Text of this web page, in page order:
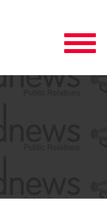
Toggle
navigation